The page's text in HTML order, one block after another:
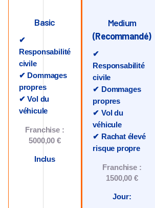
Basic
✔
Responsabilité
civile
✔ Dommages
propres
✔ Vol du
véhicule
Franchise :
5000,00 €
Inclus
Medium
(Recommandé)
✔
Responsabilité
civile
✔ Dommages
propres
✔ Vol du
véhicule
✔ Rachat élevé
risque propre
Franchise :
1500,00 €
Jour: